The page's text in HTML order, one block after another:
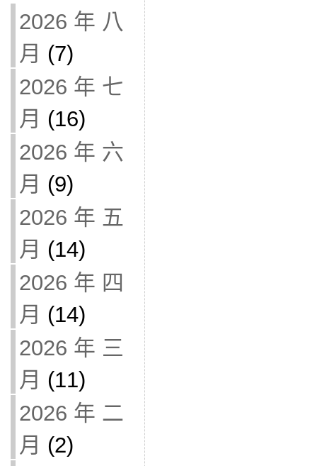
2026 年 八
月 (7)
2026 年 七
月 (16)
2026 年 六
月 (9)
2026 年 五
月 (14)
2026 年 四
月 (14)
2026 年 三
月 (11)
2026 年 二
月 (2)